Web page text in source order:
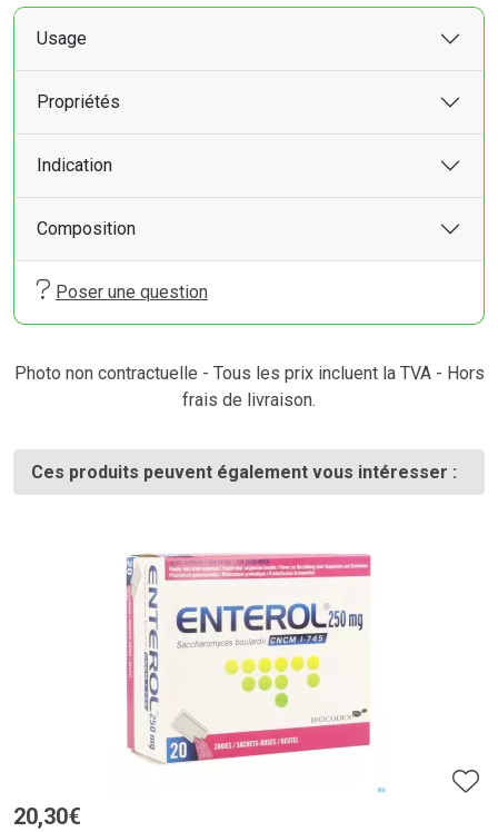
Usage
Propriétés
Indication
Composition
Poser une question
Photo non contractuelle - Tous les prix incluent la TVA - Hors
frais de livraison.
Ces produits peuvent également vous intéresser :
20,30€